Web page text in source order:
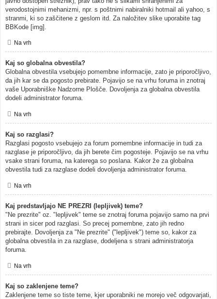
verodostojnimi mehanizmi, npr. s poštnimi nabiralniki hotmail ali yahoo, s
stranmi, ki so zaščitene z geslom itd. Za naložitev slike uporabite tag
BBKode [img].
Na vrh
Kaj so globalna obvestila?
Globalna obvestila vsebujejo pomembne informacije, zato je priporočljivo,
da jih kar se da pogosto prebirate. Pojavijo se na vrhu foruma in znotraj
vaše Uporabniške Nadzorne Plošče. Dovoljenja za globalna obvestila
dodeli administrator foruma.
Na vrh
Kaj so razglasi?
Razglasi pogosto vsebujejo za forum pomembne informacije in tudi za
razglase je priporočljivo, da jih berete čim pogosteje. Pojavijo se na vrhu
vsake strani foruma, na katerega so poslana. Kakor že za globalna
obvestila tudi za razglase dodeli dovoljenja administrator foruma.
Na vrh
Kaj predstavljajo NE PREZRI (lepljivek) teme?
"Ne prezrite" oz. "lepljivek" teme se znotraj foruma pojavijo samo na prvi
strani in sicer pod razglasi. So precej pomembne, zato jih redno
prebirajte. Dovoljenja za "Ne prezrite" ("lepljivek") teme so, kakor za
globalna obvestila in za razglase, dodeljena s strani administratorja
foruma.
Na vrh
Kaj so zaklenjene teme?
Zaklenjene teme so tiste teme, kjer uporabniki ne morejo več odgovarjati,